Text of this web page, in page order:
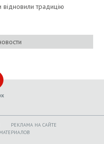
відновили традицію
РЕКЛАМА НА САЙТЕ